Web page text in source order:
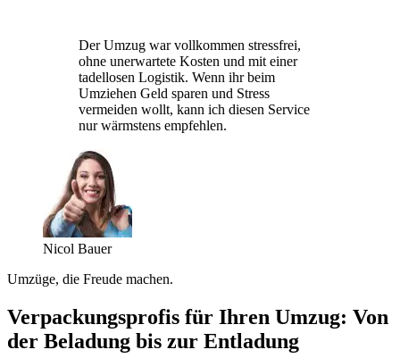
Der Umzug war vollkommen stressfrei,
ohne unerwartete Kosten und mit einer
tadellosen Logistik. Wenn ihr beim
Umziehen Geld sparen und Stress
vermeiden wollt, kann ich diesen Service
nur wärmstens empfehlen.
Nicol Bauer
Umzüge, die Freude machen.
Verpackungsprofis für Ihren Umzug: Von
der Beladung bis zur Entladung